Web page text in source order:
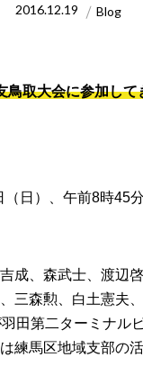
2016.12.19 Blog
鳥取大会に参加して
日）、午前8時45
成、森武士、渡辺
三森勲、白土憲夫
田第二ターミナル
練馬区地域支部の